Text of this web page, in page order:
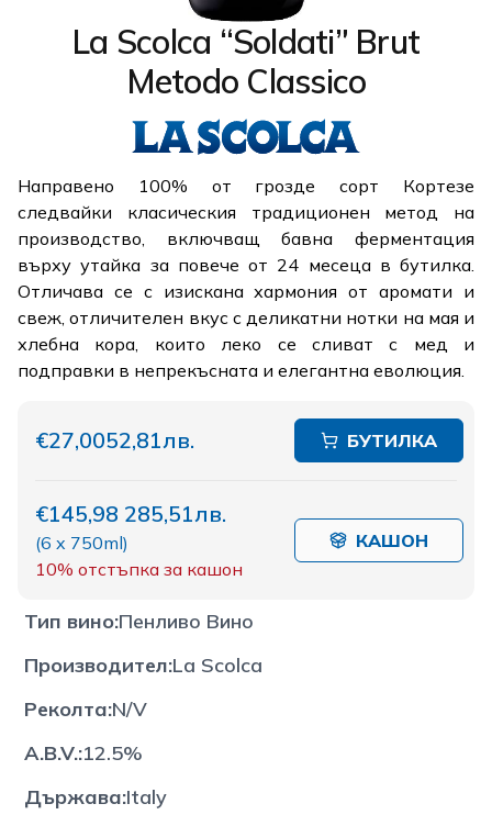
La Scolca “Soldati” Brut
Metodo Classico
Направено 100% от грозде сорт Кортезе
следвайки класическия традиционен метод на
производство, включващ бавна ферментация
върху утайка за повече от 24 месеца в бутилка.
Отличава се с изискана хармония от аромати и
свеж, отличителен вкус с деликатни нотки на мая и
хлебна кора, които леко се сливат с мед и
подправки в непрекъсната и елегантна еволюция.
€27,0052,81лв. БУТИЛКА
€145,98 285,51лв.
(6 x 750ml)
10% отстъпка за кашон
КАШОН
Тип вино:Пенливо Вино
Производител:La Scolca
Реколта:N/V
A.B.V.:12.5%
Държава:Italy